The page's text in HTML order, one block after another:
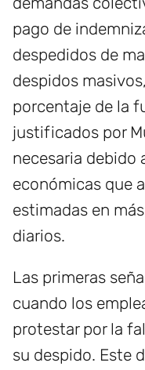
pago de
despedidos de
despidos
porcentaje de la
justificados por
necesaria debido
económicas que
estimadas en
diarios.
Las primeras
cuando los
protestar por la
su despido. Este